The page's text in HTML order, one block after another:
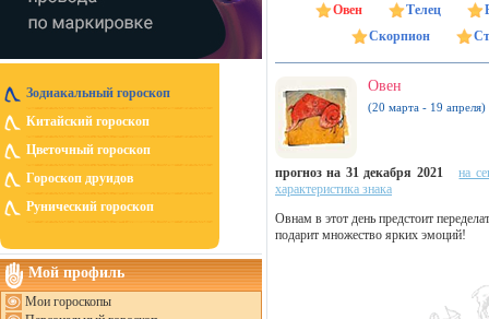
Зодиакальный гороскоп
Китайский гороскоп
Цветочный гороскоп
Гороскоп друидов
Рунический гороскоп
Мой профиль
Мои гороскопы
Овен Телец
Скорпион
Овен
(20 марта - 19 апреля)
прогноз на 31 декабря 2021
на
характеристика знака
Овнам в этот день предстоит
подарит множество ярких эмоций!